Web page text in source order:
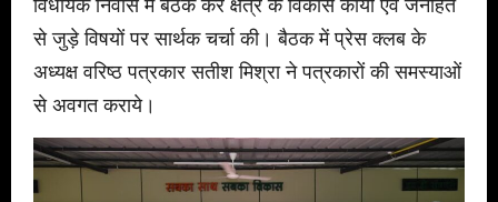
से जुड़े विषयों पर सार्थक चर्चा की। बैठक में प्रेस क्लब के
अध्यक्ष वरिष्ठ पत्रकार सतीश मिश्रा ने पत्रकारों की समस्याओं
से अवगत कराये।